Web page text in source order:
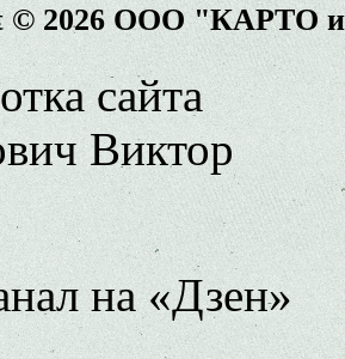
© 2026 ООО "КАРТО
сайта
Виктор
на «Дзен»